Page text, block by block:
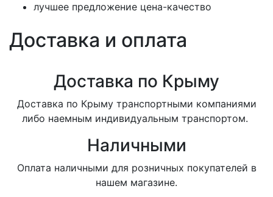
лучшее предложение цена-качество
Доставка и оплата
Доставка по Крыму
Доставка по Крыму транспортными компаниями
либо наемным индивидуальным транспортом.
Наличными
Оплата наличными для розничных покупателей в
нашем магазине.